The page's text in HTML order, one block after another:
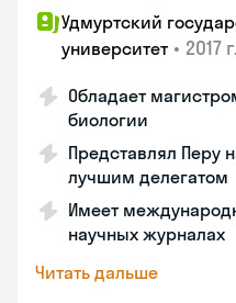
Удмуртский
университет • 2017 г.
Обладает
биологии
Представлял Перу
лучшим делегатом
Имеет
научных журналах
Читать дальше